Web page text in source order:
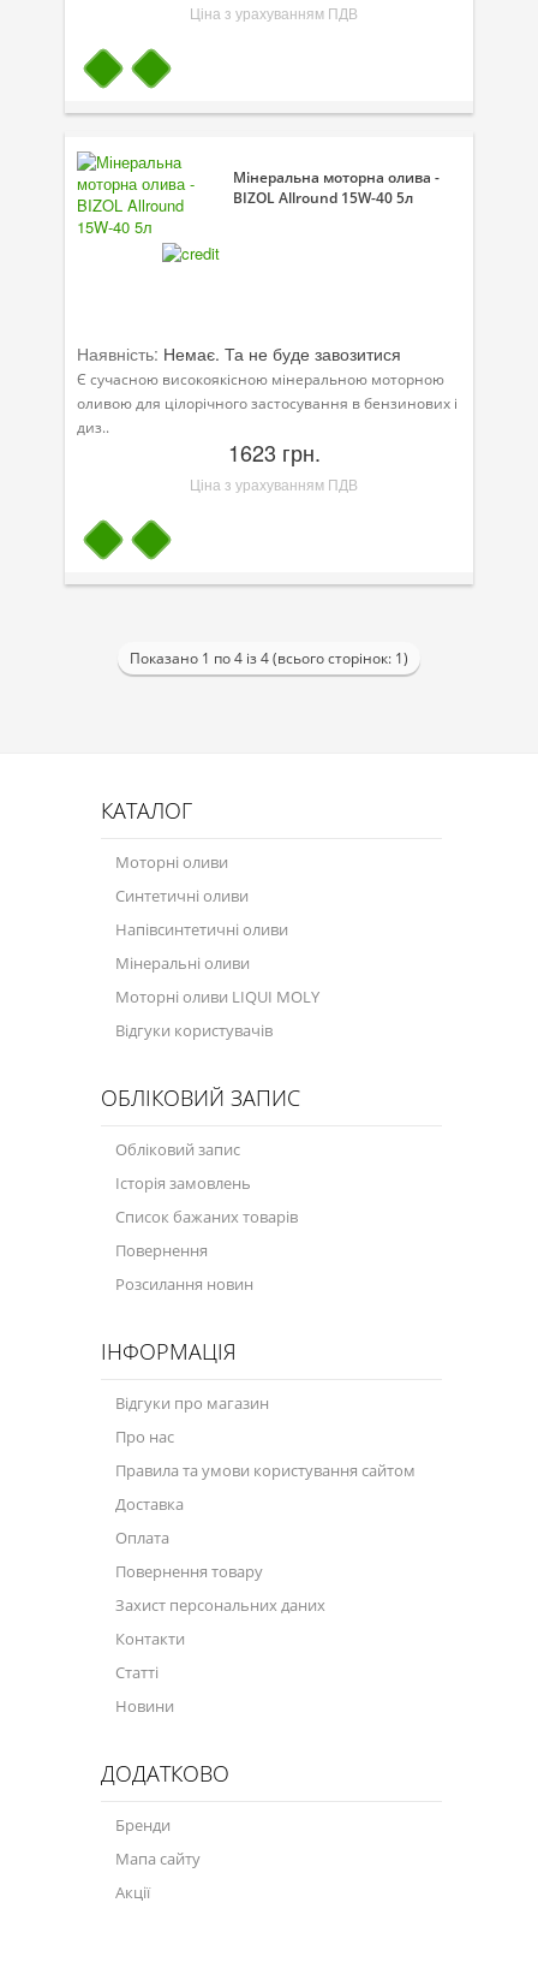
Ціна з урахуванням ПДВ
Мінеральна моторна олива -
BIZOL Allround 15W-40 5л
Наявність: Немає. Та не буде завозитися
Є сучасною високоякісною мінеральною моторною
оливою для цілорічного застосування в бензинових і
диз..
1623 грн.
Ціна з урахуванням ПДВ
Показано 1 по 4 із 4 (всього сторінок: 1)
КАТАЛОГ
Моторні оливи
Синтетичні оливи
Напівсинтетичні оливи
Мінеральні оливи
Моторні оливи LIQUI MOLY
Відгуки користувачів
ОБЛІКОВИЙ ЗАПИС
Обліковий запис
Історія замовлень
Список бажаних товарів
Повернення
Розсилання новин
ІНФОРМАЦІЯ
Відгуки про магазин
Про нас
Правила та умови користування сайтом
Доставка
Оплата
Повернення товару
Захист персональних даних
Контакти
Статті
Новини
ДОДАТКОВО
Бренди
Мапа сайту
Акції